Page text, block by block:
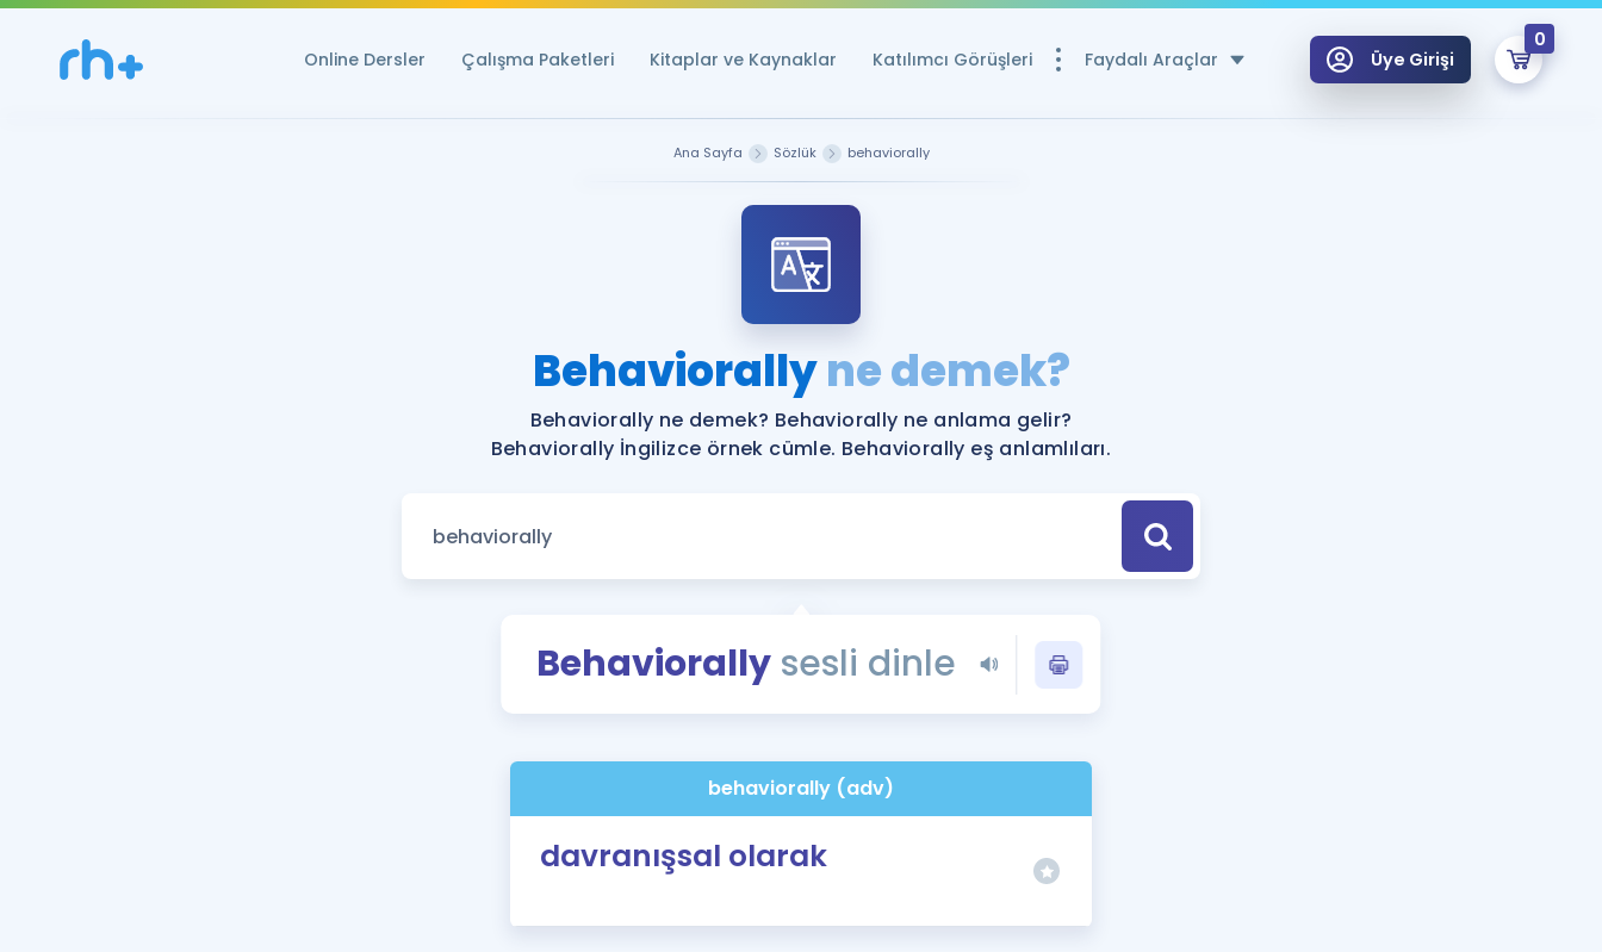
Online Dersler Çalışma Paketleri Kitaplar ve Kaynaklar Katılımcı Görüşleri Faydalı Araçlar
Ücretsiz Kaynaklar
YDS ve YÖKDİL Puan Hesaplama Aracı
YDS ve YÖKDİL'e Hazırlananlar için Öneriler
Tüm ÖSYM Sınavları Tek Takvimde
Blog
YDS - YÖKDİL Tüm Sınavlarla İlgili Haberler
İngilizce Gramer
Üye Girişi
0
Remzi Hoca ile seni sınava hazırlayacak onlarca eğitim seni bekliyor!
Ana Sayfa Sözlük behaviorally
Behaviorallyne demek?
Behaviorally ne demek? Behaviorally ne anlama gelir?
Behaviorally İngilizce örnek cümle. Behaviorally eş anlamlıları.
Behaviorally sesli dinle
behaviorally (adv)
davranışsal olarak